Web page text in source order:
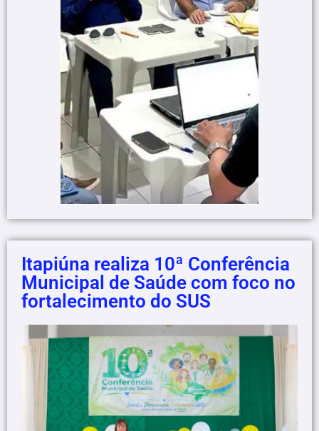
Itapiúna realiza 10ª Conferência
Municipal de Saúde com foco no
fortalecimento do SUS